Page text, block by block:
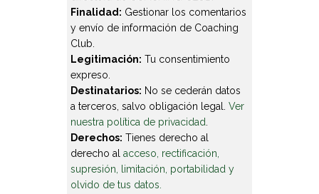
Finalidad: Gestionar los comentarios
y envío de información de Coaching
Club.
Legitimación: Tu consentimiento
expreso.
Destinatarios: No se cederán datos
a terceros, salvo obligación legal.Ver
nuestra política de privacidad
Derechos: Tienes derecho al
derecho alacceso, rectificación,
supresión, limitación, portabilidad y
olvido de tus datos.